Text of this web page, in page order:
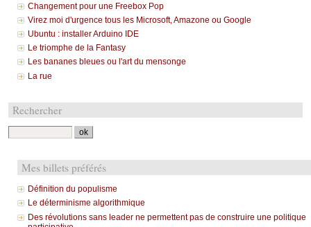
Changement pour une Freebox Pop
Virez moi d'urgence tous les Microsoft, Amazone ou Google
Ubuntu : installer Arduino IDE
Le triomphe de la Fantasy
Les bananes bleues ou l'art du mensonge
La rue
Rechercher
Mes billets préférés
Définition du populisme
Le déterminisme algorithmique
Des révolutions sans leader ne permettent pas de construire une politique